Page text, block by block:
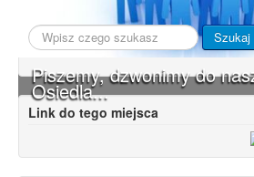
Piszemy, dzwonimy do
Osiedla...
Szukaj... Szukaj
Link do tego miejsca